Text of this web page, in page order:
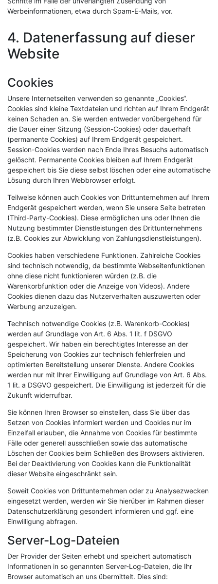
Werbeinformationen, etwa durch Spam-E-Mails, vor.
4. Datenerfassung auf dieser
Website
Cookies
Unsere Internetseiten verwenden so genannte „Cookies“.
Cookies sind kleine Textdateien und richten auf Ihrem Endgerät
keinen Schaden an. Sie werden entweder vorübergehend für
die Dauer einer Sitzung (Session-Cookies) oder dauerhaft
(permanente Cookies) auf Ihrem Endgerät gespeichert.
Session-Cookies werden nach Ende Ihres Besuchs automatisch
gelöscht. Permanente Cookies bleiben auf Ihrem Endgerät
gespeichert bis Sie diese selbst löschen oder eine automatische
Lösung durch Ihren Webbrowser erfolgt.
Teilweise können auch Cookies von Drittunternehmen auf Ihrem
Endgerät gespeichert werden, wenn Sie unsere Seite betreten
(Third-Party-Cookies). Diese ermöglichen uns oder Ihnen die
Nutzung bestimmter Dienstleistungen des Drittunternehmens
(z.B. Cookies zur Abwicklung von Zahlungsdienstleistungen).
Cookies haben verschiedene Funktionen. Zahlreiche Cookies
sind technisch notwendig, da bestimmte Webseitenfunktionen
ohne diese nicht funktionieren würden (z.B. die
Warenkorbfunktion oder die Anzeige von Videos). Andere
Cookies dienen dazu das Nutzerverhalten auszuwerten oder
Werbung anzuzeigen.
Technisch notwendige Cookies (z.B. Warenkorb-Cookies)
werden auf Grundlage von Art. 6 Abs. 1 lit. f DSGVO
gespeichert. Wir haben ein berechtigtes Interesse an der
Speicherung von Cookies zur technisch fehlerfreien und
optimierten Bereitstellung unserer Dienste. Andere Cookies
werden nur mit Ihrer Einwilligung auf Grundlage von Art. 6 Abs.
1 lit. a DSGVO gespeichert. Die Einwilligung ist jederzeit für die
Zukunft widerrufbar.
Sie können Ihren Browser so einstellen, dass Sie über das
Setzen von Cookies informiert werden und Cookies nur im
Einzelfall erlauben, die Annahme von Cookies für bestimmte
Fälle oder generell ausschließen sowie das automatische
Löschen der Cookies beim Schließen des Browsers aktivieren.
Bei der Deaktivierung von Cookies kann die Funktionalität
dieser Website eingeschränkt sein.
Soweit Cookies von Drittunternehmen oder zu Analysezwecken
eingesetzt werden, werden wir Sie hierüber im Rahmen dieser
Datenschutzerklärung gesondert informieren und ggf. eine
Einwilligung abfragen.
Server-Log-Dateien
Der Provider der Seiten erhebt und speichert automatisch
Informationen in so genannten Server-Log-Dateien, die Ihr
Browser automatisch an uns übermittelt. Dies sind: